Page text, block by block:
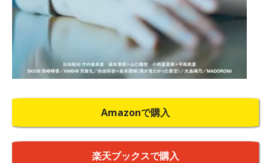
Amazonで購入
楽天ブックスで購入